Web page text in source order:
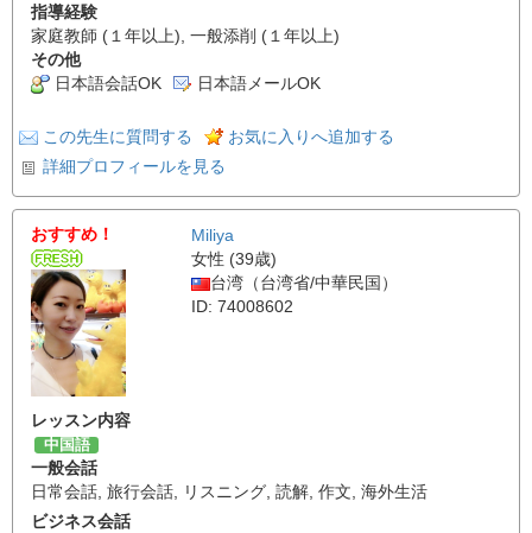
指導経験
家庭教師 (１年以上), 一般添削 (１年以上)
その他
日本語会話OK
日本語メールOK
この先生に質問する
お気に入りへ追加する
詳細プロフィールを見る
おすすめ！
Miliya
女性 (39歳)
台湾（台湾省/中華民国）
ID: 74008602
レッスン内容
中国語
一般会話
日常会話 旅行会話 リスニング 読解 作文 海外生活
ビジネス会話